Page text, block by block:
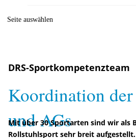
Seite auswählen
DRS-Sportkompetenzteam
Koordination
und AGs
Mit über 30 Sportarten sind wir als
Rollstuhlsport sehr breit